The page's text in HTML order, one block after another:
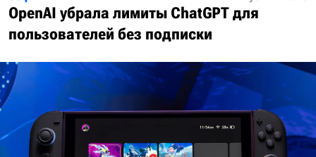
OpenAI убрала лимиты ChatGPT для
пользователей без подписки